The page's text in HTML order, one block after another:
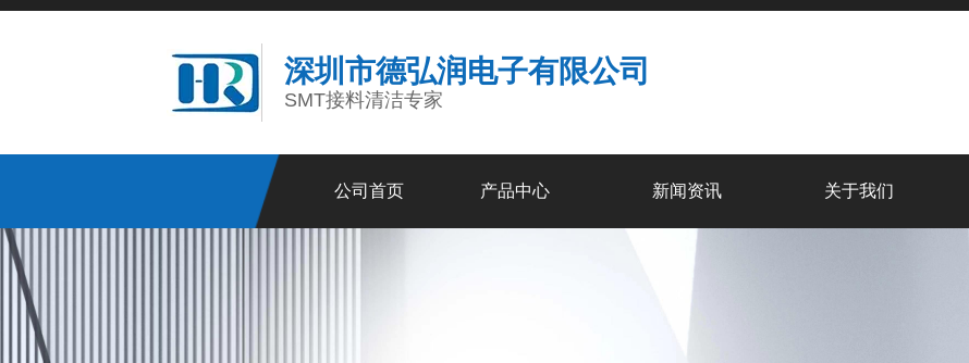
深圳市德弘润电子有限公司
SMT接料清洁专家
公司首页 产品中心 新闻资讯 关于我们